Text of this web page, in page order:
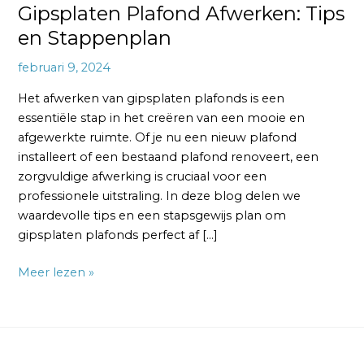
Gipsplaten Plafond Afwerken: Tips
en Stappenplan
februari 9, 2024
Het afwerken van gipsplaten plafonds is een
essentiële stap in het creëren van een mooie en
afgewerkte ruimte. Of je nu een nieuw plafond
installeert of een bestaand plafond renoveert, een
zorgvuldige afwerking is cruciaal voor een
professionele uitstraling. In deze blog delen we
waardevolle tips en een stapsgewijs plan om
gipsplaten plafonds perfect af […]
Meer lezen »